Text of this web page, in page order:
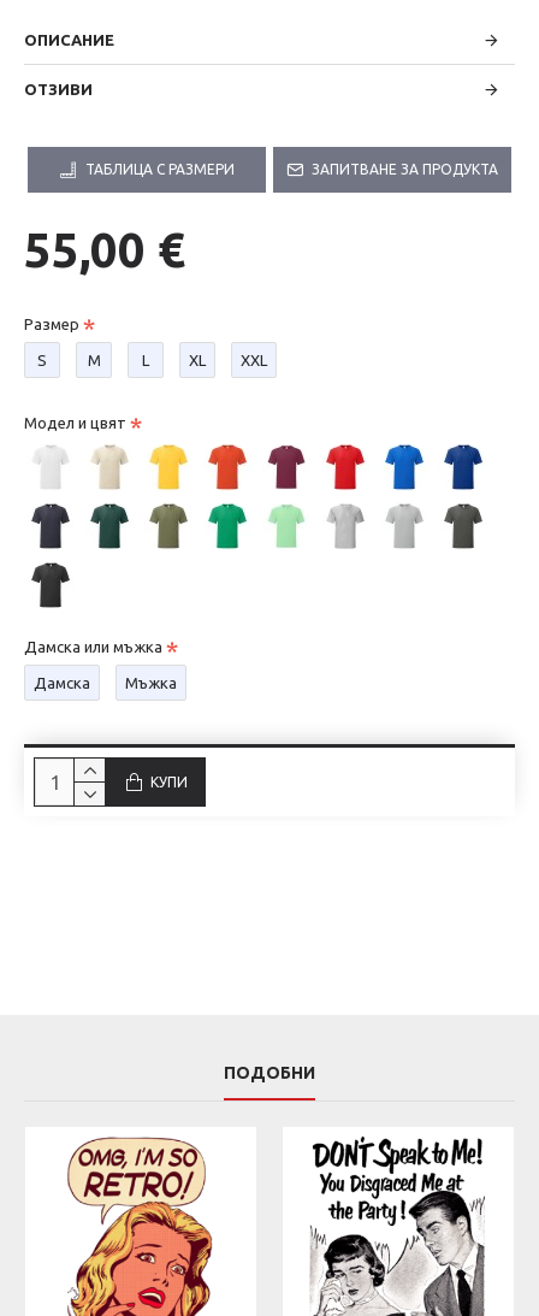
ОПИСАНИЕ
ОТЗИВИ
ТАБЛИЦА С РАЗМЕРИ ЗАПИТВАНЕ ЗА ПРОДУКТА
55,00 €
Размер
S М L XL XXL
Модел и цвят
Дамска или мъжка
Дамска Мъжка
КУПИ
ПОДОБНИ